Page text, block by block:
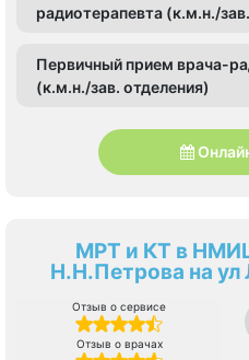
радиотерапевта (к.м.н./
Первичный прием врача-
(к.м.н./зав. отделения)
МРТ и КТ в
Н.Н.Петрова на ул
Отзыв о сервисе
Отзыв о врачах